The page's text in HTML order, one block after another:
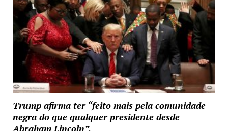
Trump afirma ter “feito mais pela comunidade
negra do que qualquer presidente desde
Abraham Lincoln”.